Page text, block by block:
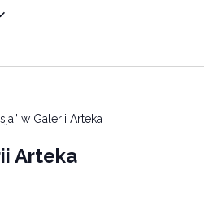
w Galerii Arteka
Arteka